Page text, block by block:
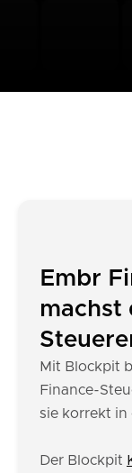
Embr
machst
Mit Blockpit
Finance-
sie korrekt in
Der Blockpit